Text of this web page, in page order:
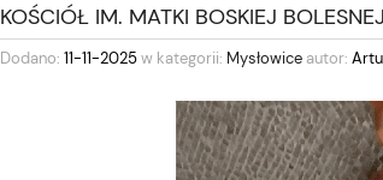
KOŚCIÓŁ IM. MATKI BOSKIEJ BOLESNEJ
Dodano: 11-11-2025w kategorii: Mysłowice autor: